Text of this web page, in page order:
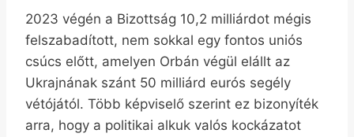
2023 végén a Bizottság 10,2 milliárdot mégis
felszabadított, nem sokkal egy fontos uniós
csúcs előtt, amelyen Orbán végül elállt az
Ukrajnának szánt 50 milliárd eurós segély
vétójától. Több képviselő szerint ez bizonyíték
arra, hogy a politikai alkuk valós kockázatot